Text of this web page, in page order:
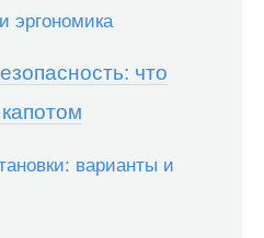
эргономика
что
варианты и